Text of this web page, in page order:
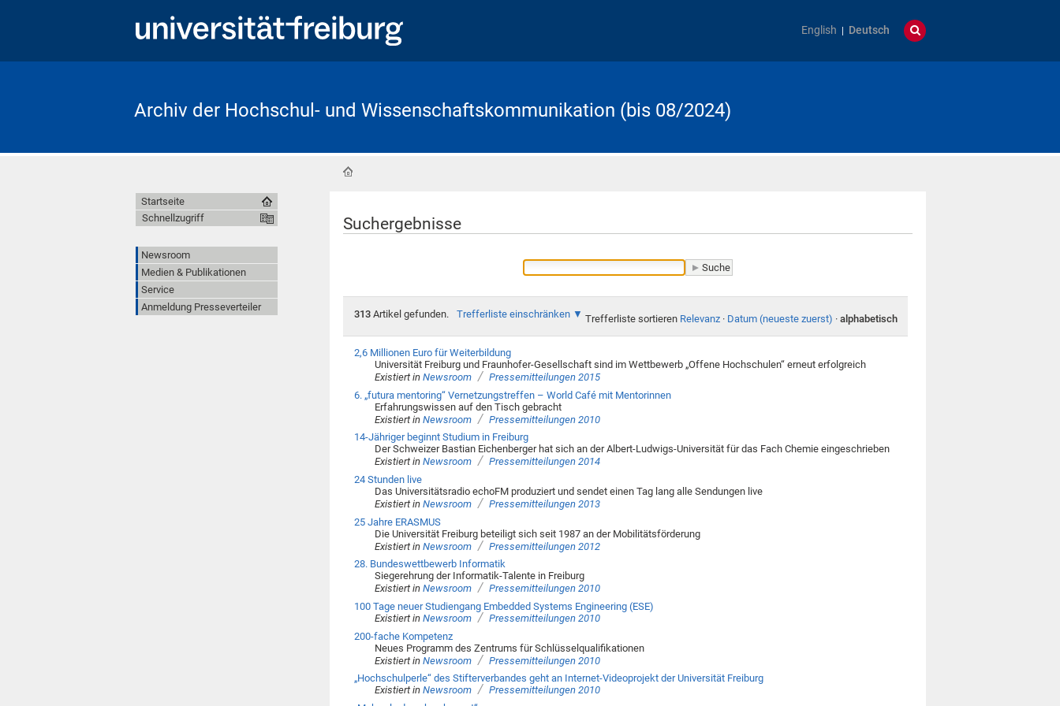
English Deutsch
Archiv der Hochschul- und Wissenschaftskommunikation (bis 08/2024)
Suchergebnisse
313Artikel gefunden. Trefferliste einschränken Trefferliste sortieren Relevanz · Datum (neueste zuerst) · alphabetisch
2,6 Millionen Euro für Weiterbildung
Universität Freiburg und Fraunhofer-Gesellschaft sind im Wettbewerb „Offene Hochschulen“ erneut erfolgreich
Existiert in Newsroom / Pressemitteilungen 2015
6. „futura mentoring“ Vernetzungstreffen – World Café mit Mentorinnen
Erfahrungswissen auf den Tisch gebracht
Existiert in Newsroom / Pressemitteilungen 2010
14-Jähriger beginnt Studium in Freiburg
Der Schweizer Bastian Eichenberger hat sich an der Albert-Ludwigs-Universität für das Fach Chemie eingeschrieben
Existiert in Newsroom / Pressemitteilungen 2014
24 Stunden live
Das Universitätsradio echoFM produziert und sendet einen Tag lang alle Sendungen live
Existiert in Newsroom / Pressemitteilungen 2013
25 Jahre ERASMUS
Die Universität Freiburg beteiligt sich seit 1987 an der Mobilitätsförderung
Existiert in Newsroom / Pressemitteilungen 2012
28. Bundeswettbewerb Informatik
Siegerehrung der Informatik-Talente in Freiburg
Existiert in Newsroom / Pressemitteilungen 2010
100 Tage neuer Studiengang Embedded Systems Engineering (ESE)
Existiert in Newsroom / Pressemitteilungen 2010
200-fache Kompetenz
Neues Programm des Zentrums für Schlüsselqualifikationen
Existiert in Newsroom / Pressemitteilungen 2010
„Hochschulperle“ des Stifterverbandes geht an Internet-Videoprojekt der Universität Freiburg
Existiert in Newsroom / Pressemitteilungen 2010
Startseite
Schnellzugriff
Newsroom
Medien & Publikationen
Service
Anmeldung Presseverteiler